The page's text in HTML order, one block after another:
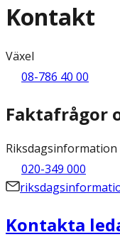
Kontakt
Växel
08-786 40 00
Faktafrågor
Riksdagsinformation
020-349 000
Kontakta